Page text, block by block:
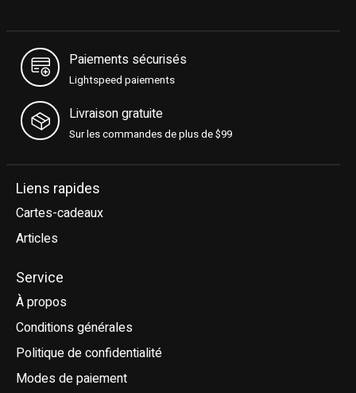
Paiements sécurisés
Lightspeed paiements
Livraison gratuite
Sur les commandes de plus de $99
Liens rapides
Cartes-cadeaux
Articles
Service
À propos
Conditions générales
Politique de confidentialité
Modes de paiement